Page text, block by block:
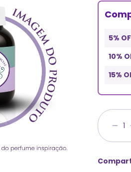
5%
10%
15%